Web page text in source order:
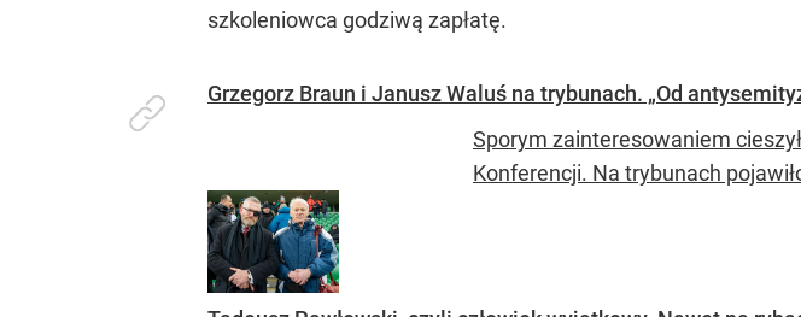
szkoleniowca godziwą zapłatę.
Grzegorz Braun i Janusz Waluś na trybunach. „Od
Sporym zainteresowaniem
Konferencji. Na trybunach